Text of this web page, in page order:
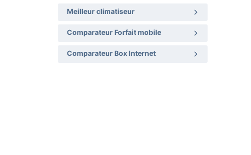
Meilleur climatiseur
Comparateur Forfait mobile
Comparateur Box Internet